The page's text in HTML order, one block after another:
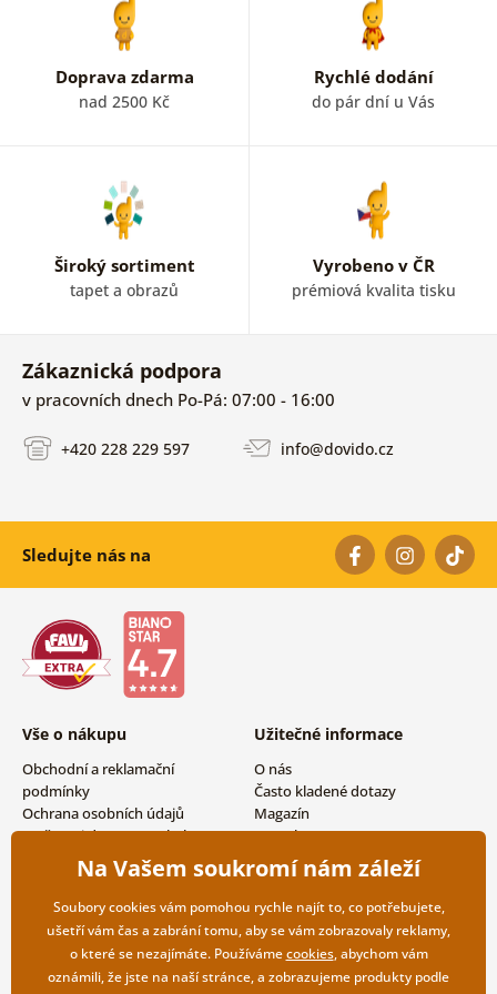
Doprava zdarma
nad 2500 Kč
Rychlé dodání
do pár dní u Vás
Široký sortiment
tapet a obrazů
Vyrobeno v ČR
prémiová kvalita tisku
Zákaznická podpora
v pracovních dnech Po-Pá: 07:00 - 16:00
+420 228 229 597 info@dovido.cz
Sledujte nás na
Vše o nákupu
Obchodní a reklamační
podmínky
Ochrana osobních údajů
Možnosti dopravy a platby
Vrácení zboží
Užitečné informace
O nás
Často kladené dotazy
Magazín
Kontakty
Velkoobchodní spolupráce
Na Vašem soukromí nám záleží
Soubory cookies vám pomohou rychle najít to, co potřebujete,
ušetří vám čas a zabrání tomu, aby se vám zobrazovaly reklamy,
o které se nezajímáte. Používámecookies, abychom vám
oznámili, že jste na naší stránce, a zobrazujeme produkty podle